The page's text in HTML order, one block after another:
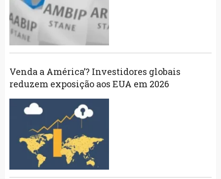
Venda a América’? Investidores globais
reduzem exposição aos EUA em 2026